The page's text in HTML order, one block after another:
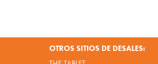
OTROS SITIOS DE DESALES: